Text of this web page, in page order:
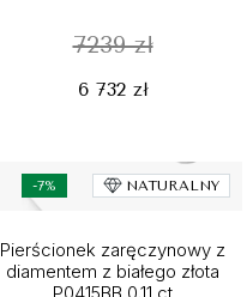
7239 zł
6 732 zł
-7% NATURALNY
Pierścionek zaręczynowy z
diamentem z białego złota